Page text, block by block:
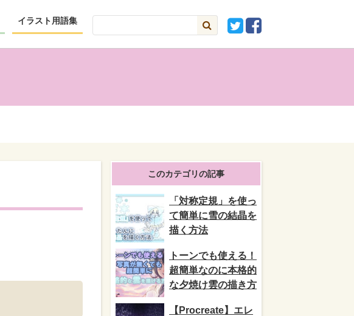
イラスト用語集
このカテゴリの記事
「対称定規」を使っ
て簡単に雪の結晶を
描く方法
トーンでも使える！
超簡単なのに本格的
な夕焼け雲の描き方
【Procreate】エレ